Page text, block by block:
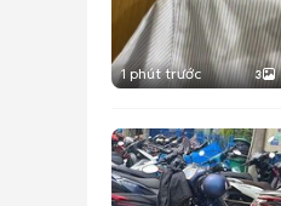
1 phút trước 3